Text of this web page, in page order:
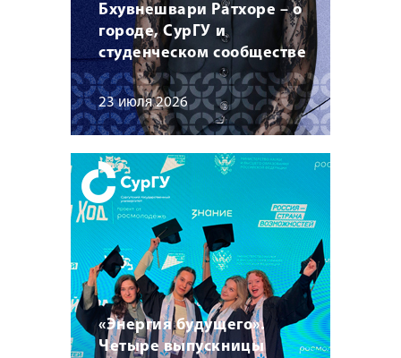
Бхувнешвари Ратхоре – о
городе, СурГУ и
студенческом сообществе
23 июля 2026
«Энергия будущего».
Четыре выпускницы